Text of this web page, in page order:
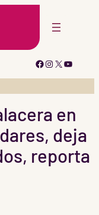
Facebook
Instagram
X YouTube
en
deja
reporta